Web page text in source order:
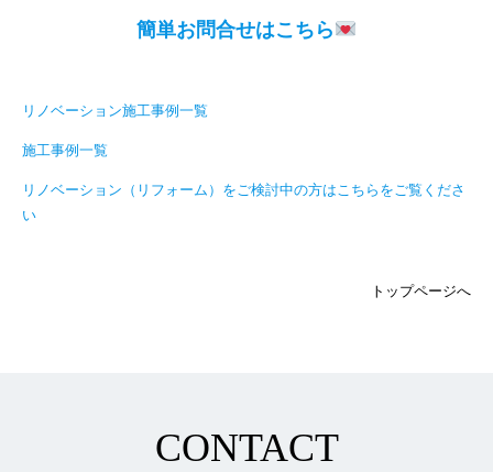
簡単お問合せはこちら
リノベーション施工事例一覧
施工事例一覧
リノベーション（リフォーム）をご検討中の方はこちらをご覧くださ
い
トップページへ
CONTACT